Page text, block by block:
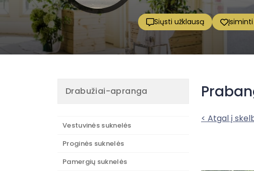
Siųsti užklausą Įsiminti
Drabužiai-apranga
Vestuvinės suknelės
Proginės suknelės
Pamergių suknelės
< Atgal į